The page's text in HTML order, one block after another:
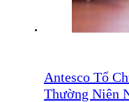
Antesco Tổ
Thường Niên